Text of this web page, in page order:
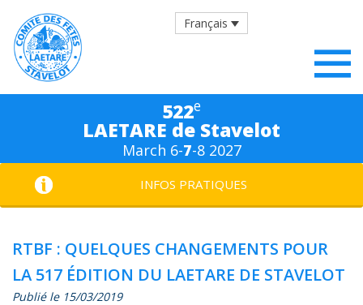
Français
522e
LAETARE de Stavelot
March 6-7-8 2027
INFOS PRATIQUES
RTBF : QUELQUES CHANGEMENTS POUR
LA 517 ÉDITION DU LAETARE DE STAVELOT
Publié le 15/03/2019